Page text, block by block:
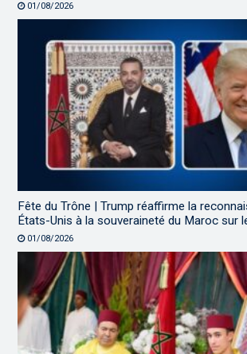
01/08/2026
Fête du Trône | Trump réaffirme la
États-Unis à la souveraineté du Maroc sur
01/08/2026